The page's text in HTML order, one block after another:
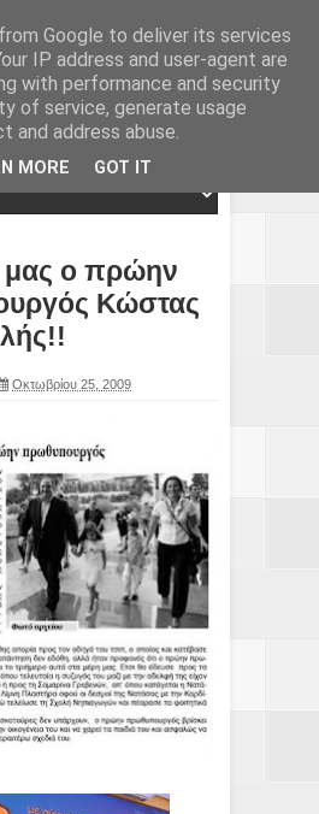
μας ο πρώην
Κώστας
Οκτωβρίου 25, 2009
Google to deliver its services
IP address and user-agent are
with performance and security
of service, generate usage
address abuse.
MORE GOT IT